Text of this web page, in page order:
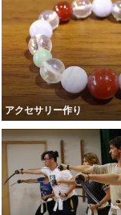
アクセサリー作り